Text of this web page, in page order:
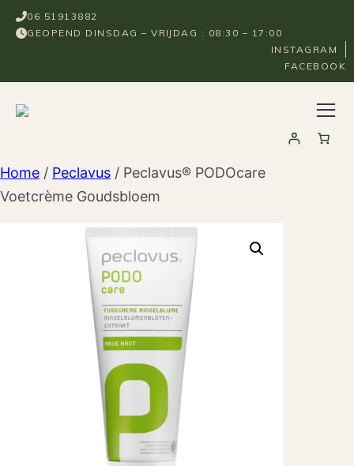
naar
06 51913882
GEOPEND DINSDAG – VRIJDAG : 08:30 – 17:00
INSTAGRAM
FACEBOOK
Home / Peclavus / Peclavus® PODOcare
Voetcrème Goudsbloem